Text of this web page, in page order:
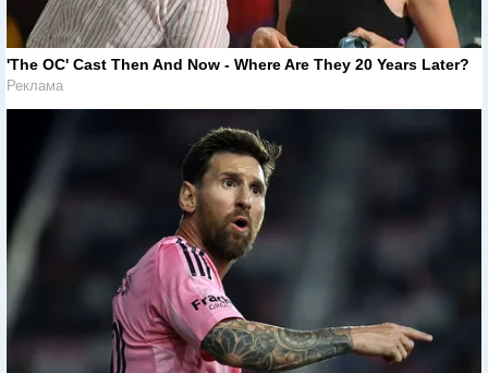
'The OC' Cast Then And Now - Where Are They 20 Years Later?
Реклама